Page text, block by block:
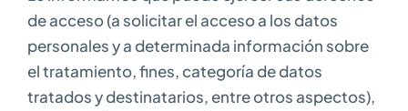
de acceso (a solicitar el acceso a los datos
personales y a determinada información sobre
el tratamiento, fines, categoría de datos
tratados y destinatarios, entre otros aspectos),